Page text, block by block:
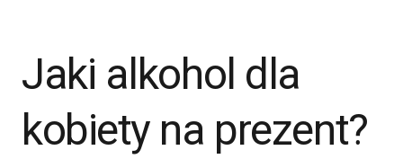
Jaki alkohol dla
kobiety na prezent?